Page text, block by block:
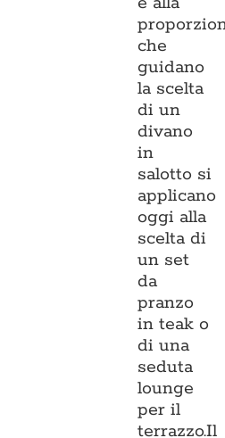
che
guidano
la scelta
di un
divano
in
salotto si
applicano
oggi alla
scelta di
un set
da
pranzo
in teak o
di una
seduta
lounge
per il
terrazzo.Il